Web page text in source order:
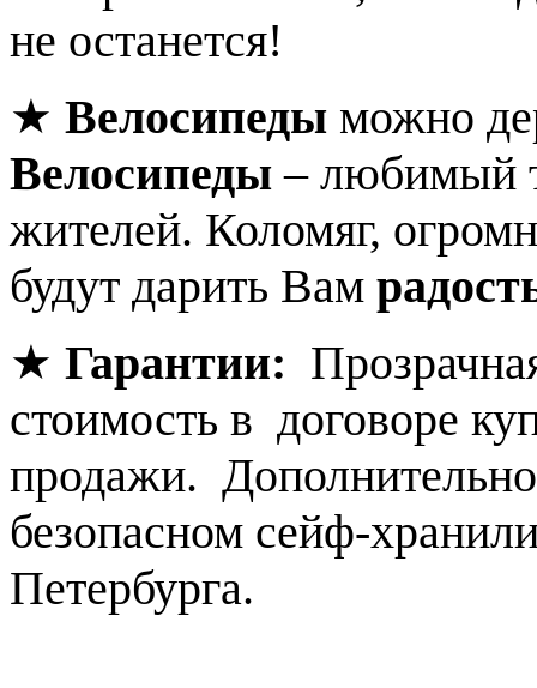
не останется!
★ Велосипеды можно
Велосипеды – любимый
жителей. Коломяг,
будут дарить Вам
★ Гарантии:
стоимость в договоре
продажи.
безопасном сейф-
Петербурга.